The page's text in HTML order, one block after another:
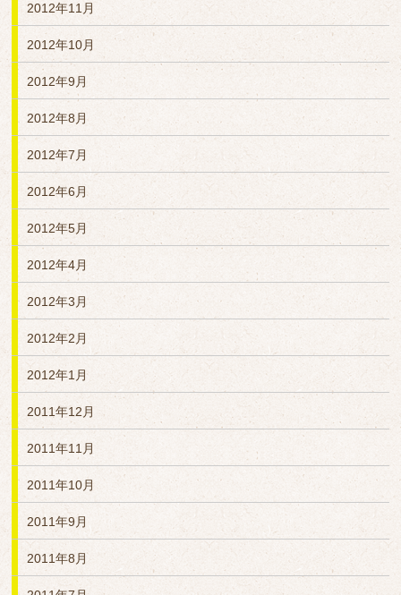
2012年11月
2012年10月
2012年9月
2012年8月
2012年7月
2012年6月
2012年5月
2012年4月
2012年3月
2012年2月
2012年1月
2011年12月
2011年11月
2011年10月
2011年9月
2011年8月